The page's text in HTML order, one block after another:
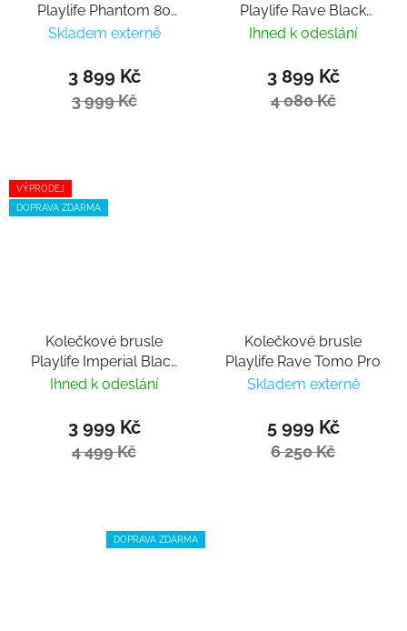
Playlife Phantom 80
Black
Skladem externě
3 899 Kč
3 999 Kč
Playlife Rave Black
Trinity 80
Ihned k odeslání
3 899 Kč
4 080 Kč
VÝPRODEJ
DOPRAVA ZDARMA
Kolečkové brusle
Playlife Imperial Black
White 110
Ihned k odeslání
3 999 Kč
4 499 Kč
Kolečkové brusle
Playlife Rave Tomo Pro
Skladem externě
5 999 Kč
6 250 Kč
DOPRAVA ZDARMA